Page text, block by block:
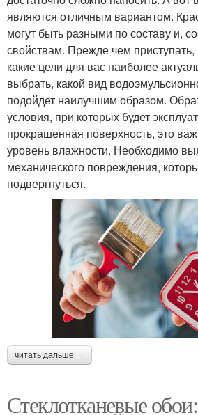
являются отличным вариантом.
могут быть разными по составу и,
свойствам. Прежде чем
какие цели для вас наиболее
выбрать, какой вид
подойдет наилучшим образом.
условия, при которых будет
прокрашенная поверхность, это
уровень влажности. Необходимо
механического повреждения,
подвергнуться.
читать дальше →
Стеклотканевые